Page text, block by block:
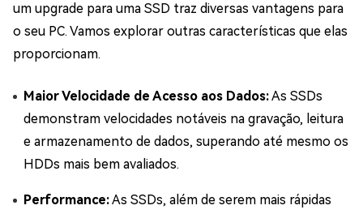
um upgrade para uma SSD traz diversas vantagens para
o seu PC. Vamos explorar outras características que elas
proporcionam.
Maior Velocidade de Acesso aos Dados:As SSDs
demonstram velocidades notáveis na gravação, leitura
e armazenamento de dados, superando até mesmo os
HDDs mais bem avaliados.
Performance:As SSDs, além de serem mais rápidas